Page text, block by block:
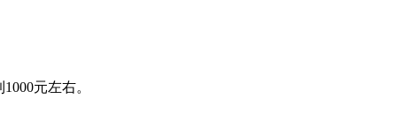
元左右。